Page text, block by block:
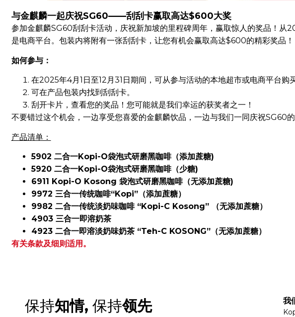
与金麒麟一起庆祝SG60——刮刮卡赢取高达$600大奖
参加金麒麟SG60刮刮卡活动，庆祝新加坡的里程碑周年，赢取惊人的奖品！从
是电商平台。包装内将附有一张刮刮卡，让您有机会赢取高达$600的精彩奖品！
如何参与：
在2025年4月1日至12月31日期间，可从参与活动的本地超市或电商平台购
可在产品包装内找到刮刮卡。
刮开卡片，查看您的奖品！您可能就是我们幸运的获奖者之一！
不要错过这个机会，一边享受您喜爱的金麒麟饮品，一边与我们一同庆祝SG60
产品清单：
5902 二合一Kopi-O袋泡式研磨黑咖啡（添加蔗糖)
5920 二合一Kopi-O袋泡式研磨黑咖啡（少糖)
6911 Kopi-O Kosong 袋泡式研磨黑咖啡（无添加蔗糖)
9972 三合一传统咖啡“Kopi”（添加蔗糖）
9982 二合一传统淡奶味咖啡 “Kopi-C Kosong” （无添加蔗糖）
4903 三合一即溶奶茶
4923 二合一即溶淡奶味奶茶 “Teh-C KOSONG”（无添加蔗糖）
有关条款及细则适用。
保持知情, 保持领先 我